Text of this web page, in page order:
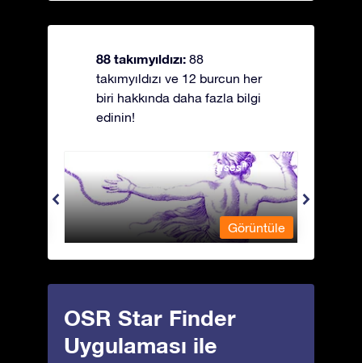
88 takımyıldızı: 88
takımyıldızı ve 12 burcun her
biri hakkında daha fazla bilgi
edinin!
Andromeda - Zincirli Prenses
Görüntüle
OSR Star Finder
Uygulaması ile